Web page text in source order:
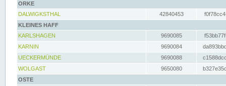
ORKE
DALWIGKSTHAL
42840453
KLEINES HAFF
KARLSHAGEN
9690085
KARNIN
9690084
UECKERMÜNDE
9690088
WOLGAST
9650080
OSTE